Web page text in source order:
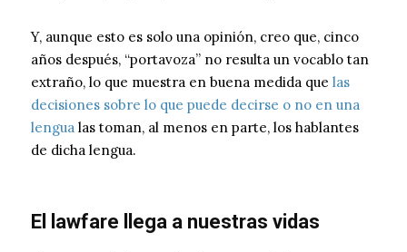
Y, aunque esto es solo una opinión, creo que, cinco
años después, “portavoza” no resulta un vocablo tan
extraño, lo que muestra en buena medida que las
decisiones sobre lo que puede decirse o no en una
lengua las toman, al menos en parte, los hablantes
de dicha lengua.
El lawfare llega a nuestras vidas